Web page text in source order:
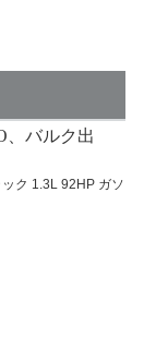
、バルク出